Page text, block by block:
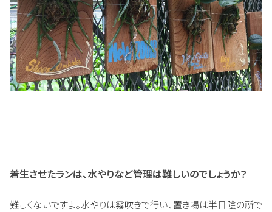
着生させたランは、水やりなど管理は難しいのでしょうか？
難しくないですよ。水やりは霧吹きで行い、置き場は半日陰の所で